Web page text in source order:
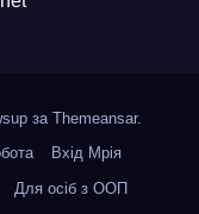
за Themeansar.
Вхід Мрія
Для осіб з ООП